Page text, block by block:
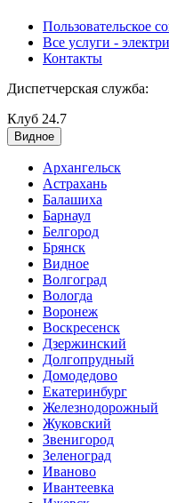
Пользовательское
Все услуги -
Контакты
Диспетчерская служба:
Клуб 24.7
Видное
Архангельск
Астрахань
Балашиха
Барнаул
Белгород
Брянск
Видное
Волгоград
Вологда
Воронеж
Воскресенск
Дзержинский
Долгопрудный
Домодедово
Екатеринбург
Железнодорожный
Жуковский
Звенигород
Зеленоград
Иваново
Ивантеевка